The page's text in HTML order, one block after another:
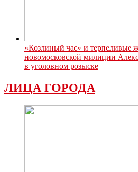
«Козлиный час» и терпеливые
новомосковской милиции
в уголовном розыске
ЛИЦА ГОРОДА